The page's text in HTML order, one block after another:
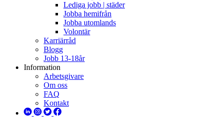
Lediga jobb | städer
Jobba hemifrån
Jobba utomlands
Volontär
Karriärråd
Blogg
Jobb 13-18år
Information
Arbetsgivare
Om oss
FAQ
Kontakt